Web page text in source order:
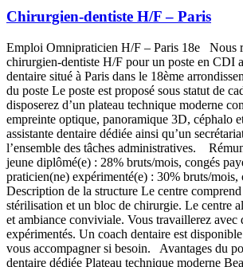
Chirurgien-dentiste H/F – Paris
Emploi Omnipraticien H/F – Paris 18e Nous
chirurgien-dentiste H/F pour un poste en CDI
dentaire situé à Paris dans le 18ème
du poste Le poste est proposé sous statut de
disposerez d’un plateau technique moderne
empreinte optique, panoramique 3D, céphalo
assistante dentaire dédiée ainsi qu’un
l’ensemble des tâches administratives.
jeune diplômé(e) : 28% bruts/mois, congés
praticien(ne) expérimenté(e) : 30% bruts/mois,
Description de la structure Le centre
stérilisation et un bloc de chirurgie. Le centre
et ambiance conviviale. Vous travaillerez avec
expérimentés. Un coach dentaire est
vous accompagner si besoin. Avantages du
dentaire dédiée Plateau technique moderne